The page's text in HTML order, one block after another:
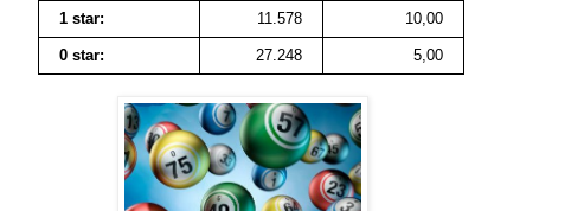
1 star: 11.578 10,00
0 star: 27.248 5,00